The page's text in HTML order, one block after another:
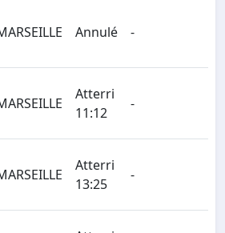
Annulé -
Atterri
11:12
-
Atterri
13:25
-